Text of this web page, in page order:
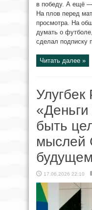
в победу. А ещё —
На плов перед
просмотра. На
думать о
сделал подписку
Читать далее »
Улугбек
быть
мыслей
17.06.2026 22:10